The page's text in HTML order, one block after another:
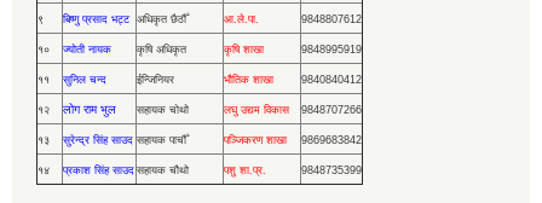
९ बिष्णु प्रसाद भट्ट अधिकृत छैठौँ आ.ले.पा. 9848807612
१० ज्योती नायक कृषि अधिकृत कृषि शाखा 9848995919
११ सुनिल चन्द ईन्जिनियर भौतिक शाखा 9840840412
१२ लोग राम भुल सहायक चोथो लघु उद्यम विकास 9848707266
१३ सुरेन्द्र सिंह साउद सहायक पाचौँ पञ्जिकरण शाखा 9869683842
१४ प्रकाश सिंह साउद सहायक चौथो पशु शा.प्र. 9848735399